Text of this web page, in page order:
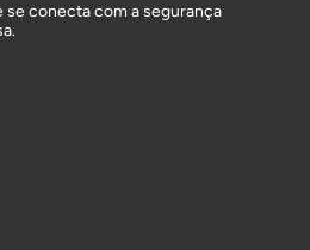
se conecta com a segurança